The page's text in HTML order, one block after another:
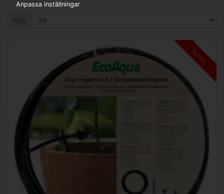
Visa:
Nyhet!
Anpassa inställningar